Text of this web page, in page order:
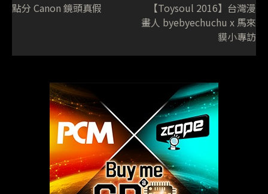
點分 Canon 鏡頭真假
【Toysoul 2016】台灣漫
畫人 byebyechuchu x 馬來
貘小專訪